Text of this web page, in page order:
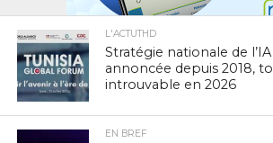
L'ACTUTHD
Stratégie nationale de
annoncée depuis 2018,
introuvable en 2026
EN BREF